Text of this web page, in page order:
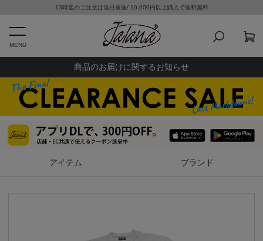
13時迄のご注文は当日発送/ 10,000円以上購入で送料無料
MENU
商品のお届けに関するお知らせ
アイテム ブランド